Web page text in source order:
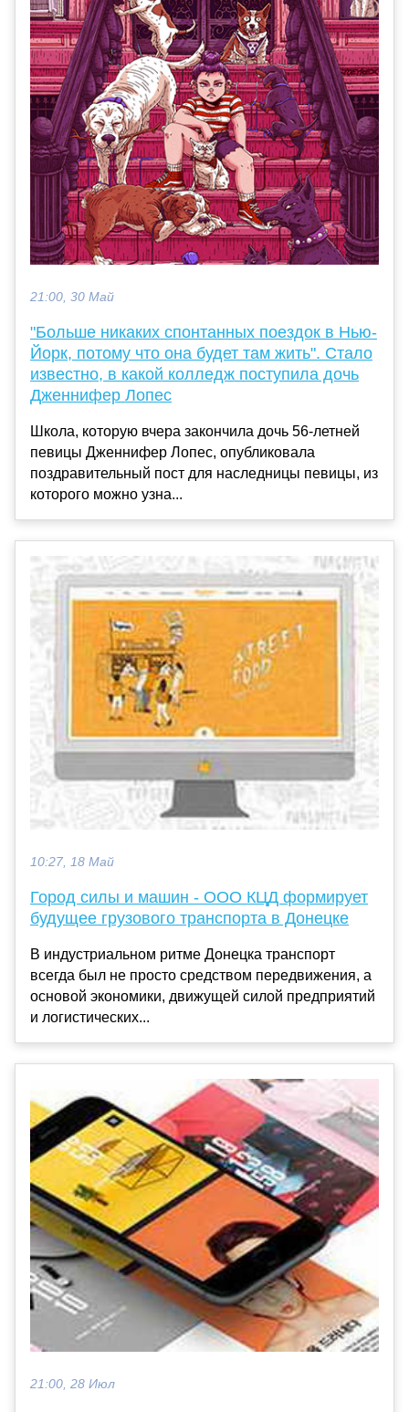
21:00, 30 Май
"Больше никаких спонтанных поездок в Нью-
Йорк, потому что она будет там жить". Стало
известно, в какой колледж поступила дочь
Дженнифер Лопес
Школа, которую вчера закончила дочь 56-летней
певицы Дженнифер Лопес, опубликовала
поздравительный пост для наследницы певицы, из
которого можно узна...
10:27, 18 Май
Город силы и машин - ООО КЦД формирует
будущее грузового транспорта в Донецке
В индустриальном ритме Донецка транспорт
всегда был не просто средством передвижения, а
основой экономики, движущей силой предприятий
и логистических...
21:00, 28 Июл